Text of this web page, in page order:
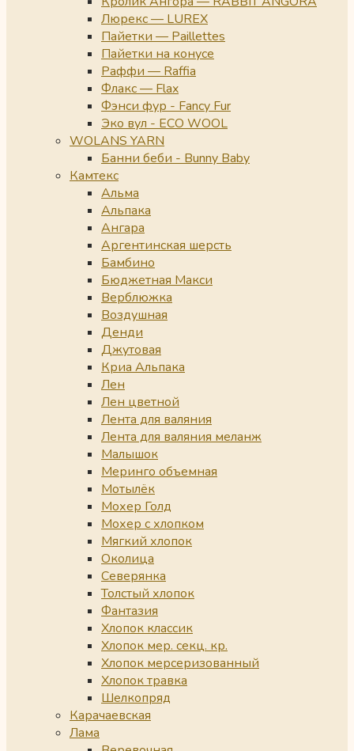
Люрекс — LUREX
Пайетки — Paillettes
Пайетки на конусе
Раффи — Raffia
Флакс — Flax
Фэнси фур - Fancy Fur
Эко вул - ECO WOOL
WOLANS YARN
Банни беби - Bunny Baby
Камтекс
Альма
Альпака
Ангара
Аргентинская шерсть
Бамбино
Бюджетная Макси
Верблюжка
Воздушная
Денди
Джутовая
Криа Альпака
Лен
Лен цветной
Лента для валяния
Лента для валяния меланж
Малышок
Меринго объемная
Мотылёк
Мохер Голд
Мохер с хлопком
Мягкий хлопок
Околица
Северянка
Толстый хлопок
Фантазия
Хлопок классик
Хлопок мер. секц. кр.
Хлопок мерсеризованный
Хлопок травка
Шелкопряд
Карачаевская
Лама